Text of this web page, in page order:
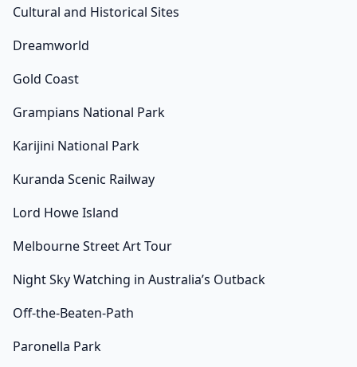
Cultural and Historical Sites
Dreamworld
Gold Coast
Grampians National Park
Karijini National Park
Kuranda Scenic Railway
Lord Howe Island
Melbourne Street Art Tour
Night Sky Watching in Australia’s Outback
Off-the-Beaten-Path
Paronella Park